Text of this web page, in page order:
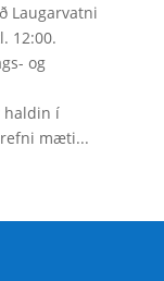
Laugarvatni
12:00.
og
haldin í
mæti...